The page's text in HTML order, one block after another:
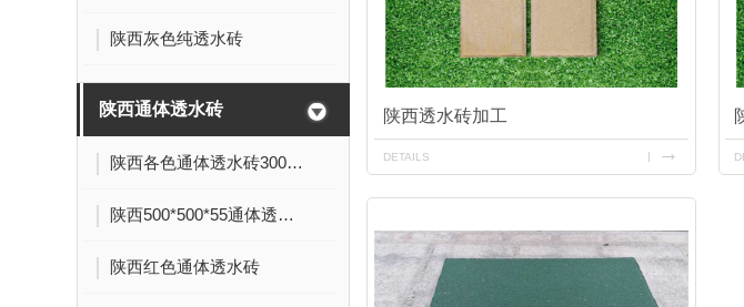
陕西灰色纯透水砖
陕西通体透水砖
陕西各色通体透水砖300*150*60
陕西500*500*55通体透水砖
陕西红色通体透水砖
陕西透水砖加工
DETAILS